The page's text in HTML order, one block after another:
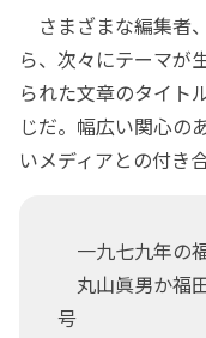
さまざまな編集者
ら、次々にテーマが
られた文章のタイト
じだ。幅広い関心の
いメディアとの付き
一九七九年の
丸山眞男か福
号